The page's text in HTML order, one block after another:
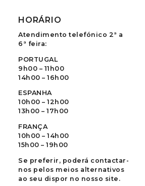
HORÁRIO
Atendimento telefónico 2ª a
6ª feira:
PORTUGAL
9h00 – 11h00
14h00 – 16h00
ESPANHA
10h00 – 12h00
13h00 – 17h00
FRANÇA
10h00 – 14h00
15h00 – 19h00
Se preferir, poderá contactar-
nos pelos meios alternativos
ao seu dispor no nosso site.